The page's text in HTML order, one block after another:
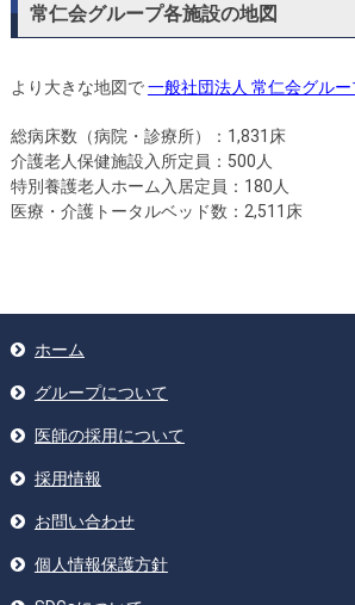
常仁会グループ各施設の地図
より大きな地図で一般社団法人 常仁会グル
総病床数（病院・診療所）：1,831床
介護老人保健施設入所定員：500人
特別養護老人ホーム入居定員：180人
医療・介護トータルベッド数：2,511床
ホーム
グループについて
医師の採用について
採用情報
お問い合わせ
個人情報保護方針